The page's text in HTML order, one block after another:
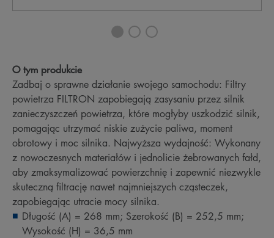
O tym produkcie
Zadbaj o sprawne działanie swojego samochodu: Filtry
powietrza FILTRON zapobiegają zasysaniu przez silnik
zanieczyszczeń powietrza, które mogłyby uszkodzić silnik,
pomagając utrzymać niskie zużycie paliwa, moment
obrotowy i moc silnika. Najwyższa wydajność: Wykonany
z nowoczesnych materiałów i jednolicie żebrowanych fałd,
aby zmaksymalizować powierzchnię i zapewnić niezwykle
skuteczną filtrację nawet najmniejszych cząsteczek,
zapobiegając utracie mocy silnika.
Długość (A) = 268 mm; Szerokość (B) = 252,5 mm;
Wysokość (H) = 36,5 mm